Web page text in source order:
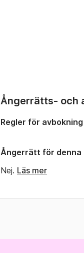
Ångerrätts- och
Regler för avbokning
Ångerrätt för denna
Nej. Läs mer